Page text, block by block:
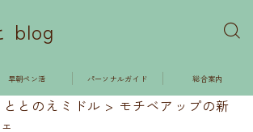
blog
早朝ペン活 パーソナルガイド 総合案内
ととのえミドル > モチベアップの新